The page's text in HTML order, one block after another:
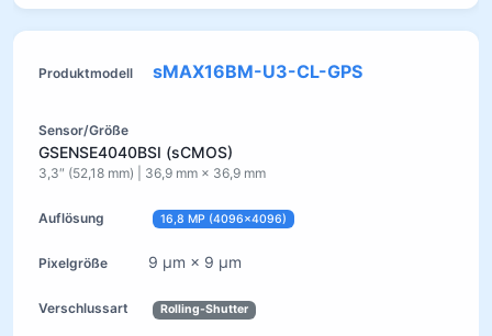
sMAX16BM-U3-CL-GPS
GSENSE4040BSI (sCMOS)
3,3″ (52,18 mm) | 36,9 mm × 36,9 mm
16,8 MP (4096×4096)
9 µm × 9 µm
Rolling-Shutter